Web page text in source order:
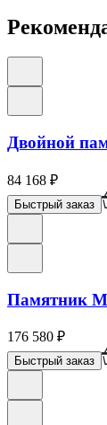
Двойной
84 168 ₽
Быстрый заказ
Памятник
176 580 ₽
Быстрый заказ